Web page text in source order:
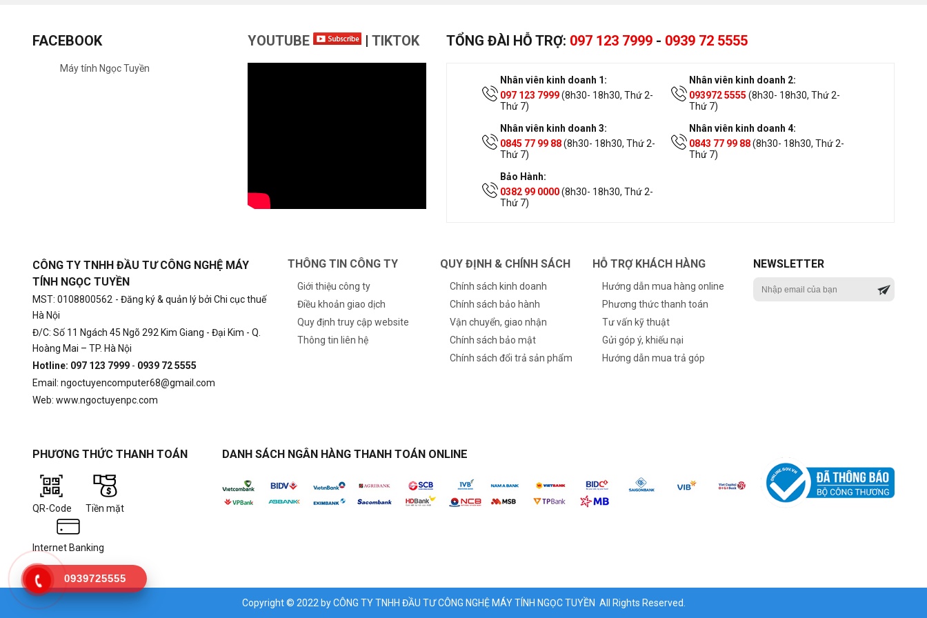
FACEBOOK
Máy tính Ngọc Tuyền
YOUTUBE | TIKTOK TỔNG ĐÀI HỖ TRỢ: 097 123 7999 - 0939 72 5555
Nhân viên kinh doanh 1:
097 123 7999(8h30- 18h30, Thứ 2-
Thứ 7)
Nhân viên kinh doanh 2:
093972 5555 (8h30- 18h30, Thứ 2-
Thứ 7)
Nhân viên kinh doanh 3:
0845 77 99 88(8h30- 18h30, Thứ 2-
Thứ 7)
Nhân viên kinh doanh 4:
0843 77 99 88(8h30- 18h30, Thứ 2-
Thứ 7)
Bảo Hành:
0382 99 0000(8h30- 18h30, Thứ 2-
Thứ 7)
CÔNG TY TNHH ĐẦU TƯ CÔNG NGHỆ MÁY
TÍNH NGỌC TUYỀN
MST: 0108800562 - Đăng ký & quản lý bởi Chi cục thuế
Hà Nội
Đ/C: Số 11 Ngách 45 Ngõ 292 Kim Giang - Đại Kim - Q.
Hoàng Mai – TP. Hà Nội
Hotline: 097 123 7999 - 0939 72 5555
Email: ngoctuyencomputer68@gmail.com
Web: www.ngoctuyenpc.com
THÔNG TIN CÔNG TY
Giới thiệu công ty
Điều khoản giao dịch
Quy định truy cập website
Thông tin liên hệ
QUY ĐỊNH & CHÍNH SÁCH
Chính sách kinh doanh
Chính sách bảo hành
Vận chuyển, giao nhận
Chính sách bảo mật
Chính sách đổi trả sản phẩm
HỖ TRỢ KHÁCH HÀNG
Hướng dẫn mua hàng online
Phương thức thanh toán
Tư vấn kỹ thuật
Gửi góp ý, khiếu nại
Hướng dẫn mua trả góp
NEWSLETTER
PHƯƠNG THỨC THANH TOÁN
QR-Code Tiền mặt
Internet Banking
DANH SÁCH NGÂN HÀNG THANH TOÁN ONLINE
Copyright © 2022 by CÔNG TY TNHH ĐẦU TƯ CÔNG NGHỆ MÁY TÍNH NGỌC TUYỀN All Rights Reserved.
0939725555